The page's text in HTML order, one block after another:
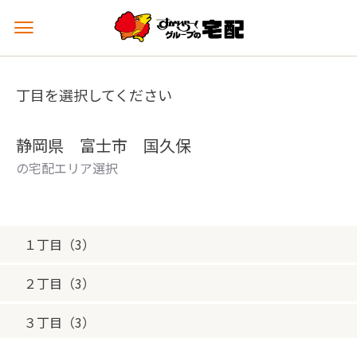
メ
ュ
を
丁目を選択してください
静岡県 富士市 国久保
の宅配エリア選択
１丁目（3）
２丁目（3）
３丁目（3）